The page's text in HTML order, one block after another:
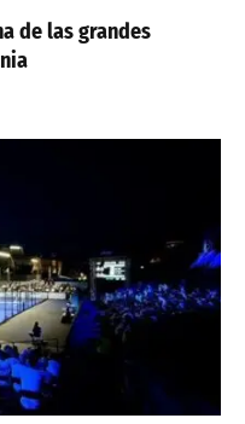
de las grandes